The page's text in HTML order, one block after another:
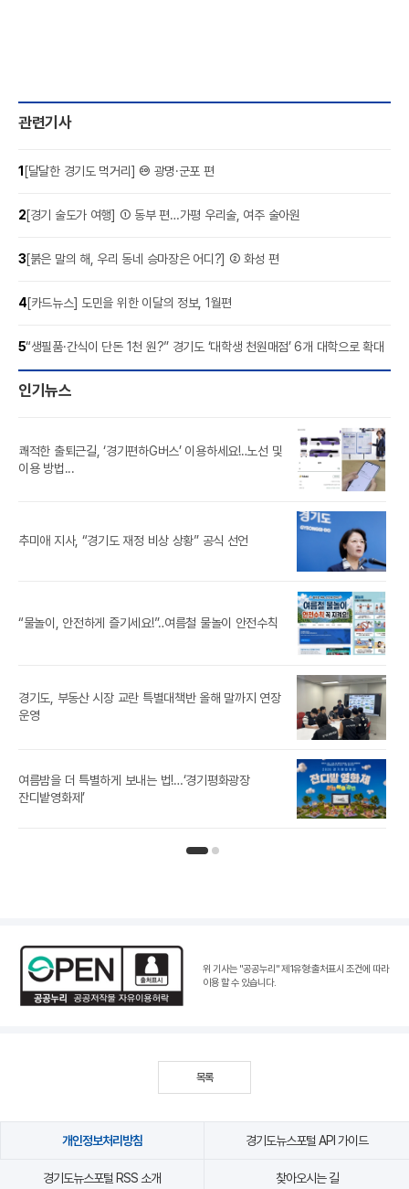
관련기사
1 [달달한 경기도 먹거리] ⑳ 광명·군포 편
2[경기 술도가 여행] ① 동부 편…가평 우리술, 여주 술아원
3[붉은 말의 해, 우리 동네 승마장은 어디?] ② 화성 편
4[카드뉴스] 도민을 위한 이달의 정보, 1월편
5“생필품·간식이 단돈 1천 원?” 경기도 ‘대학생 천원매점’ 6개 대학으로 확대
인기뉴스
쾌적한 출퇴근길, ‘경기편하G버스’ 이용하세요!‥노선 및
이용 방법...
추미애 지사, “경기도 재정 비상 상황” 공식 선언
“물놀이, 안전하게 즐기세요!”‥여름철 물놀이 안전수칙
경기도, 부동산 시장 교란 특별대책반 올해 말까지 연장
운영
여름밤을 더 특별하게 보내는 법!…‘경기평화광장
잔디밭영화제’
위 기사는 "공공누리"제1유형:출처표시 조건에 따라
이용 할 수 있습니다.
목록
개인정보처리방침 경기도뉴스포털 API 가이드
경기도뉴스포털 RSS 소개 찾아오시는 길